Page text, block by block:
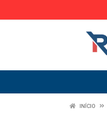
INÍCIO